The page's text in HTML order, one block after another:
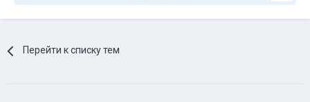
Перейти к списку тем